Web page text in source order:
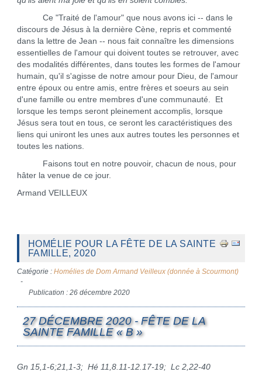
Ce "Traité de l'amour" que nous avons ici -- dans le
discours de Jésus à la dernière Cène, repris et commenté
dans la lettre de Jean -- nous fait connaître les dimensions
essentielles de l'amour qui doivent toutes se retrouver, avec
des modalités différentes, dans toutes les formes de l'amour
humain, qu'il s'agisse de notre amour pour Dieu, de l'amour
entre époux ou entre amis, entre frères et soeurs au sein
d'une famille ou entre membres d'une communauté. Et
lorsque les temps seront pleinement accomplis, lorsque
Jésus sera tout en tous, ce seront les caractéristiques des
liens qui uniront les unes aux autres toutes les personnes et
toutes les nations.
Faisons tout en notre pouvoir, chacun de nous, pour
hâter la venue de ce jour.
Armand VEILLEUX
HOMÉLIE POUR LA FÊTE DE LA SAINTE
FAMILLE, 2020
Catégorie : Homélies de Dom Armand Veilleux (donnée à Scourmont)
Publication : 26 décembre 2020
27 DÉCEMBRE 2020 - FÊTE DE LA
SAINTE FAMILLE « B »
Gn 15,1-6;21,1-3; Hé 11,8.11-12.17-19; Lc 2,22-40